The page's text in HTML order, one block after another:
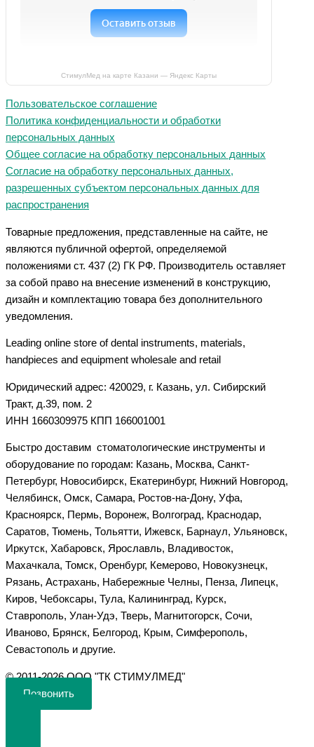
СтимулМед на карте Казани — Яндекс Карты
Пользовательское соглашение
Политика конфиденциальности и обработки
персональных данных
Общее согласие на обработку персональных данных
Согласие на обработку персональных данных,
разрешенных субъектом персональных данных для
распространения
Товарные предложения, представленные на сайте, не
являются публичной офертой, определяемой
положениями ст. 437 (2) ГК РФ. Производитель оставляет
за собой право на внесение изменений в конструкцию,
дизайн и комплектацию товара без дополнительного
уведомления.
Leading online store of dental instruments, materials,
handpieces and equipment wholesale and retail
Юридический адрес: 420029, г. Казань, ул. Сибирский
Тракт, д.39, пом. 2
ИНН 1660309975 КПП 166001001
Быстро доставим стоматологические инструменты и
оборудование по городам: Казань, Москва, Санкт-
Петербург, Новосибирск, Екатеринбург, Нижний Новгород,
Челябинск, Омск, Самара, Ростов-на-Дону, Уфа,
Красноярск, Пермь, Воронеж, Волгоград, Краснодар,
Саратов, Тюмень, Тольятти, Ижевск, Барнаул, Ульяновск,
Иркутск, Хабаровск, Ярославль, Владивосток,
Махачкала, Томск, Оренбург, Кемерово, Новокузнецк,
Рязань, Астрахань, Набережные Челны, Пенза, Липецк,
Киров, Чебоксары, Тула, Калининград, Курск,
Ставрополь, Улан-Удэ, Тверь, Магнитогорск, Сочи,
Иваново, Брянск, Белгород, Крым, Симферополь,
Севастополь и другие.
©️ 2011-2026 ООО "ТК СТИМУЛМЕД"
Позвонить